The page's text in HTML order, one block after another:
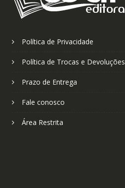
Política de Privacidade
Política de Trocas e Devoluções
Prazo de Entrega
Fale conosco
Área Restrita